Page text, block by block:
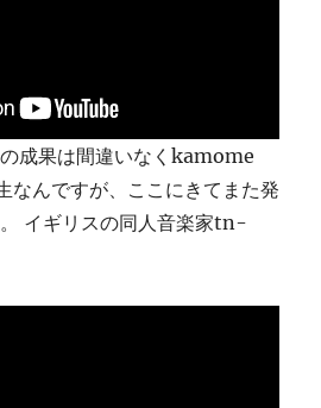
成果は間違いなくkamome
なんですが、ここにきてまた発
イギリスの同人音楽家tn-